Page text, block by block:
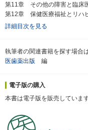
第11章 その他の障害と臨床
第12章 保健医療福祉とリハ
詳細目次を見る
執筆者の関連書籍を探す場合
医歯薬出版 編
電子版の購入
本書は電子版を販売していま